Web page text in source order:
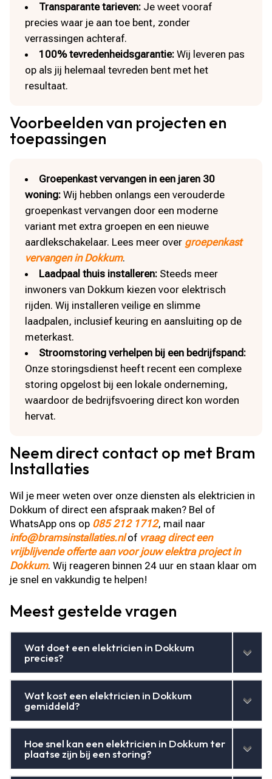
Transparante tarieven: Je weet vooraf
precies waar je aan toe bent, zonder
verrassingen achteraf.
100% tevredenheidsgarantie: Wij leveren pas
op als jij helemaal tevreden bent met het
resultaat.
Voorbeelden van projecten en
toepassingen
Groepenkast vervangen in een jaren 30
woning: Wij hebben onlangs een verouderde
groepenkast vervangen door een moderne
variant met extra groepen en een nieuwe
aardlekschakelaar. Lees meer over groepenkast
vervangen in Dokkum.
Laadpaal thuis installeren: Steeds meer
inwoners van Dokkum kiezen voor elektrisch
rijden. Wij installeren veilige en slimme
laadpalen, inclusief keuring en aansluiting op de
meterkast.
Stroomstoring verhelpen bij een bedrijfspand:
Onze storingsdienst heeft recent een complexe
storing opgelost bij een lokale onderneming,
waardoor de bedrijfsvoering direct kon worden
hervat.
Neem direct contact op met Bram
Installaties
Wil je meer weten over onze diensten als elektricien in
Dokkum of direct een afspraak maken? Bel of
WhatsApp ons op 085 212 1712, mail naar
info@bramsinstallaties.nlof vraag direct een
vrijblijvende offerte aan voor jouw elektra project in
Dokkum. Wij reageren binnen 24 uur en staan klaar om
je snel en vakkundig te helpen!
Meest gestelde vragen
Wat doet een elektricien in Dokkum
precies?
Wat kost een elektricien in Dokkum
gemiddeld?
Hoe snel kan een elektricien in Dokkum ter
plaatse zijn bij een storing?